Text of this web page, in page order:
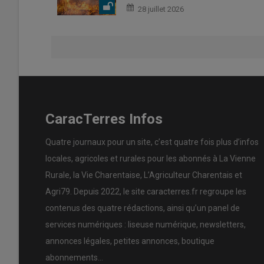
28 juillet 2026
CaracTerres Infos
Quatre journaux pour un site, c’est quatre fois plus d’infos
locales, agricoles et rurales pour les abonnés à La Vienne
Rurale, la Vie Charentaise, L’Agriculteur Charentais et
Agri79. Depuis 2022, le site caracterres.fr regroupe les
contenus des quatre rédactions, ainsi qu’un panel de
services numériques : liseuse numérique, newsletters,
annonces légales, petites annonces, boutique
abonnements…